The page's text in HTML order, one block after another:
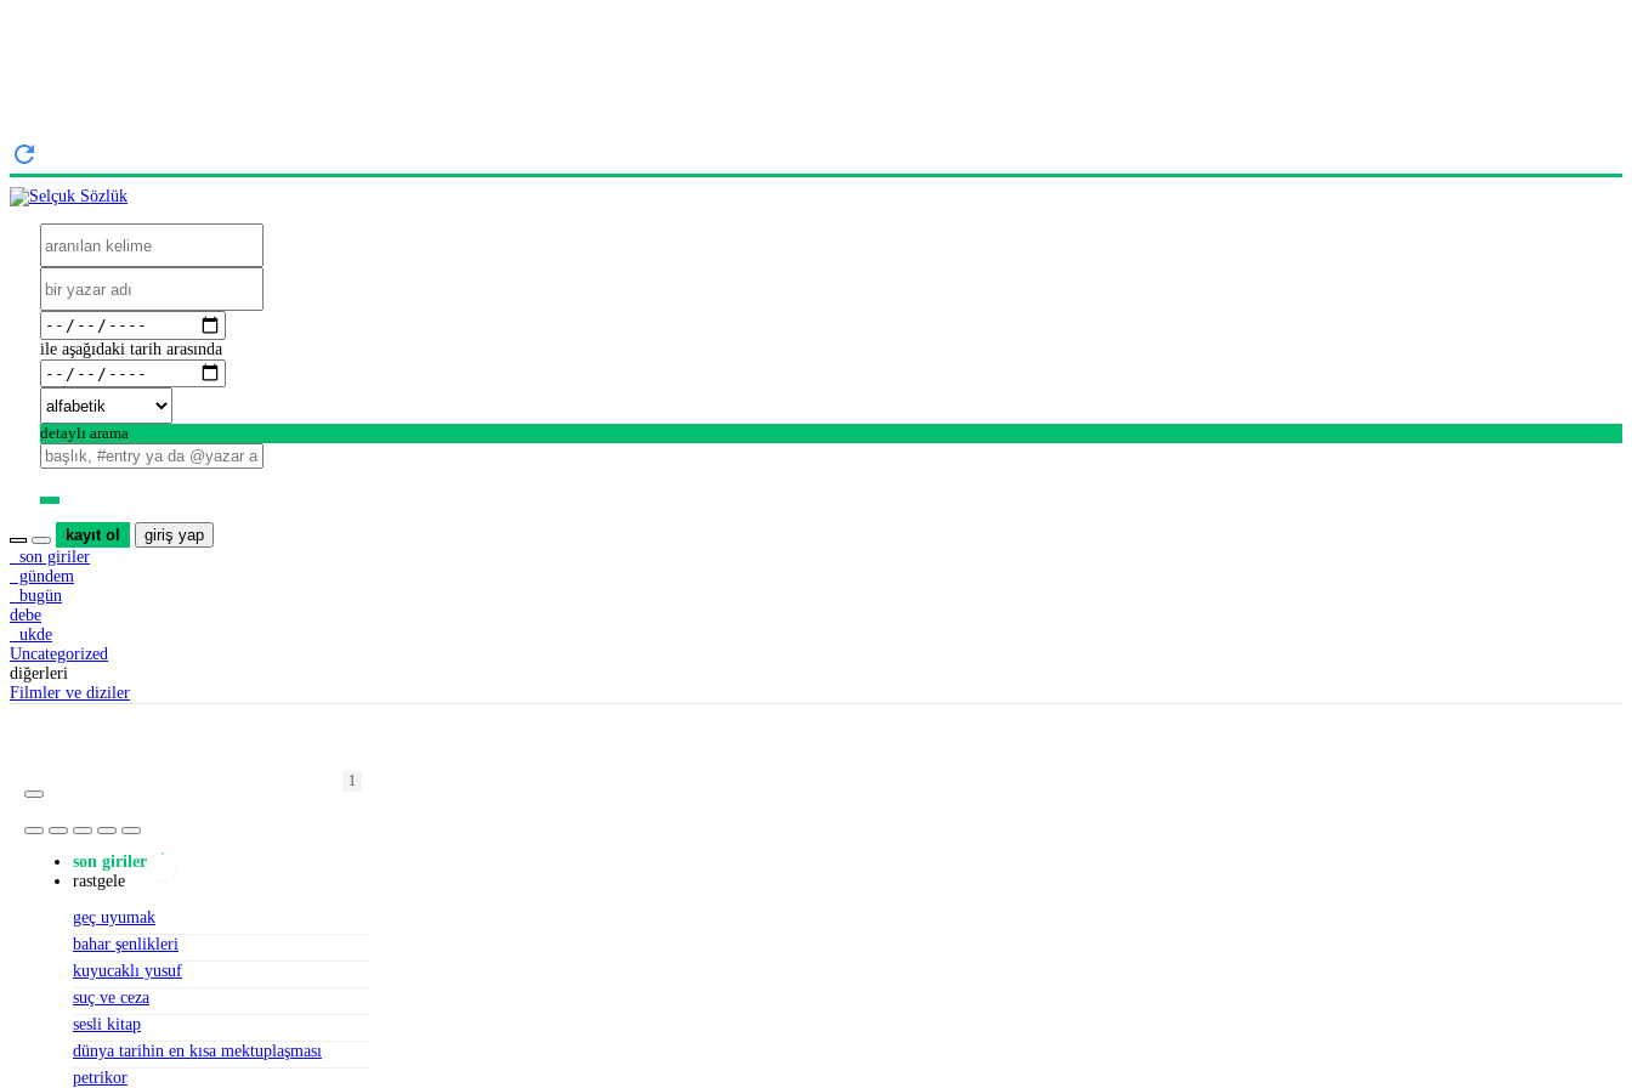
ile aşağıdaki tarih arasında
detaylı arama
kayıt ol
giriş yap
son giriler
gündem
bugün
debe
ukde
Uncategorized
diğerleri
Filmler ve diziler
son giriler
rastgele
geç uyumak
1
bahar şenlikleri
1
kuyucaklı yusuf
1
suç ve ceza
2
sesli kitap
2
dünya tarihin en kısa mektuplaşması
1
petrikor
1
1
2
1
2
1
1
1
1
1
1
1
1
1